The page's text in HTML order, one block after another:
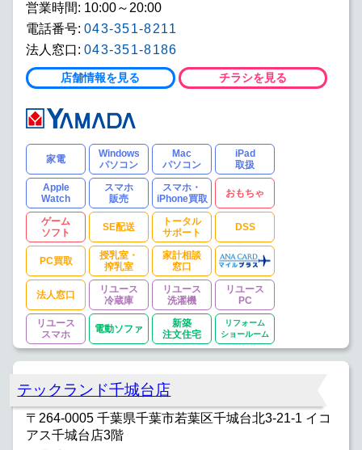
営業時間: 10:00～20:00
電話番号: 043-351-8211
法人窓口: 043-351-8186
店舗情報を見る チラシを見る
家電
Windows
パソコン
Mac
パソコン
iPad
取扱
Apple
Watch
スマホ
販売
スマホ・
iPhone買取
おもちゃ
ゲーム
ソフト
SE配送
トータル
サポート
DSS
PC買取
授乳室・
搾乳室
家計相談
窓口
法人窓口
リユース
冷蔵庫
リユース
洗濯機
リユース
PC
リユース
スマホ
電動ソファ
新築
注文住宅
リフォーム
ショールーム
テックランド千城台店
〒264-0005 千葉県千葉市若葉区千城台北3-21-1 イコ
アス千城台店3階